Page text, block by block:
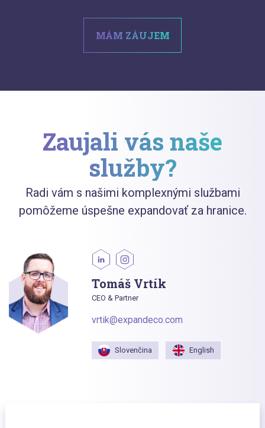
MÁM ZÁUJEM
Zaujali vás naše
služby?
Radi vám s našimi komplexnými službami
pomôžeme úspešne expandovať za hranice.
Tomáš Vrtík
CEO & Partner
vrtik@expandeco.com
Slovenčina English